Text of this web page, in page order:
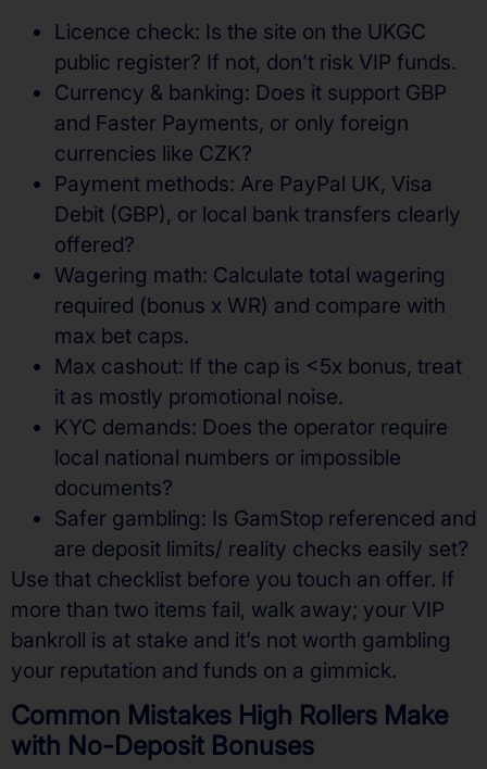
Licence check: Is the site on the UKGC
public register? If not, don’t risk VIP funds.
Currency & banking: Does it support GBP
and Faster Payments, or only foreign
currencies like CZK?
Payment methods: Are PayPal UK, Visa
Debit (GBP), or local bank transfers clearly
offered?
Wagering math: Calculate total wagering
required (bonus x WR) and compare with
max bet caps.
Max cashout: If the cap is <5x bonus, treat
it as mostly promotional noise.
KYC demands: Does the operator require
local national numbers or impossible
documents?
Safer gambling: Is GamStop referenced and
are deposit limits/ reality checks easily set?
Use that checklist before you touch an offer. If
more than two items fail, walk away; your VIP
bankroll is at stake and it’s not worth gambling
your reputation and funds on a gimmick.
Common Mistakes High Rollers Make
with No-Deposit Bonuses